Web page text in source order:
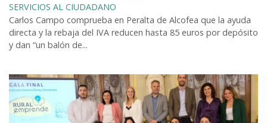
SERVICIOS AL CIUDADANO
Carlos Campo comprueba en Peralta de Alcofea que la ayuda
directa y la rebaja del IVA reducen hasta 85 euros por depósito
y dan “un balón de...